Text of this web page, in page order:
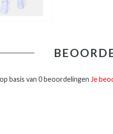
basis van 0 beoordelingen Je